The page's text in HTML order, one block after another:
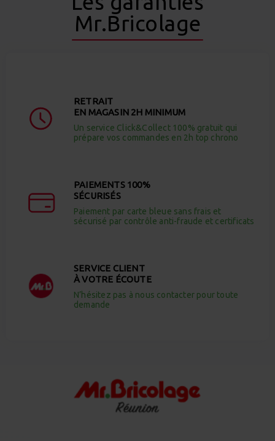
Mr.Bricolage
RETRAIT
EN MAGASIN 2H MINIMUM
Un service Click&Collect 100% gratuit qui
prépare vos commandes en 2h top chrono
PAIEMENTS 100%
SÉCURISÉS
Paiement par carte bleue sans frais et
sécurisé par contrôle anti-fraude et certificats
SERVICE CLIENT
À VOTRE ÉCOUTE
N’hésitez pas à nous contacter pour toute
demande